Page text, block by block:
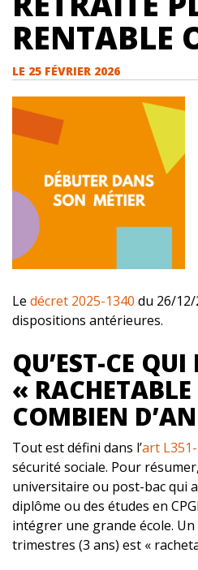
RENTABLE
LE 25 FÉVRIER 2026
Le décret 2025-1340 du 26/
dispositions antérieures.
QU’EST-CE QUI
«
COMBIEN
Tout est défini dans l’art
sécurité sociale. Pour
universitaire ou post-bac qui
diplôme ou des études en
intégrer une grande école. Un
trimestres (3 ans) est «